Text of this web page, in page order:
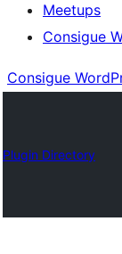
Meetups
Consigue
Consigue
Plugin Directory